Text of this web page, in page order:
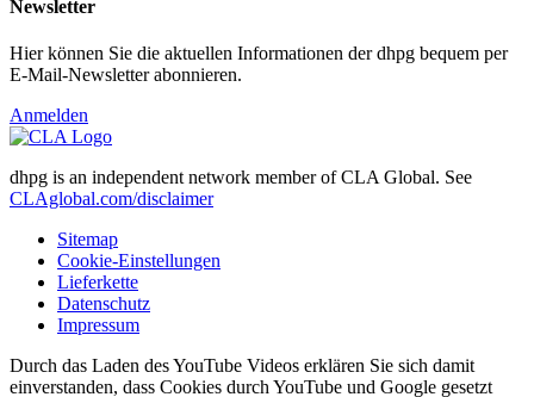
Newsletter
Hier können Sie die aktuellen Informationen der dhpg bequem per
E-Mail-Newsletter abonnieren.
Anmelden
dhpg is an independent network member of CLA Global. See
CLAglobal.com/disclaimer
Sitemap
Cookie-Einstellungen
Lieferkette
Datenschutz
Impressum
Durch das Laden des YouTube Videos erklären Sie sich damit
einverstanden, dass Cookies durch YouTube und Google gesetzt